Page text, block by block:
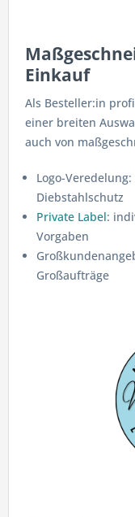
Einkauf
Als Besteller:in
einer breiten
auch von
Logo-
Diebstahlschutz
Private Label:
Vorgaben
Großaufträge